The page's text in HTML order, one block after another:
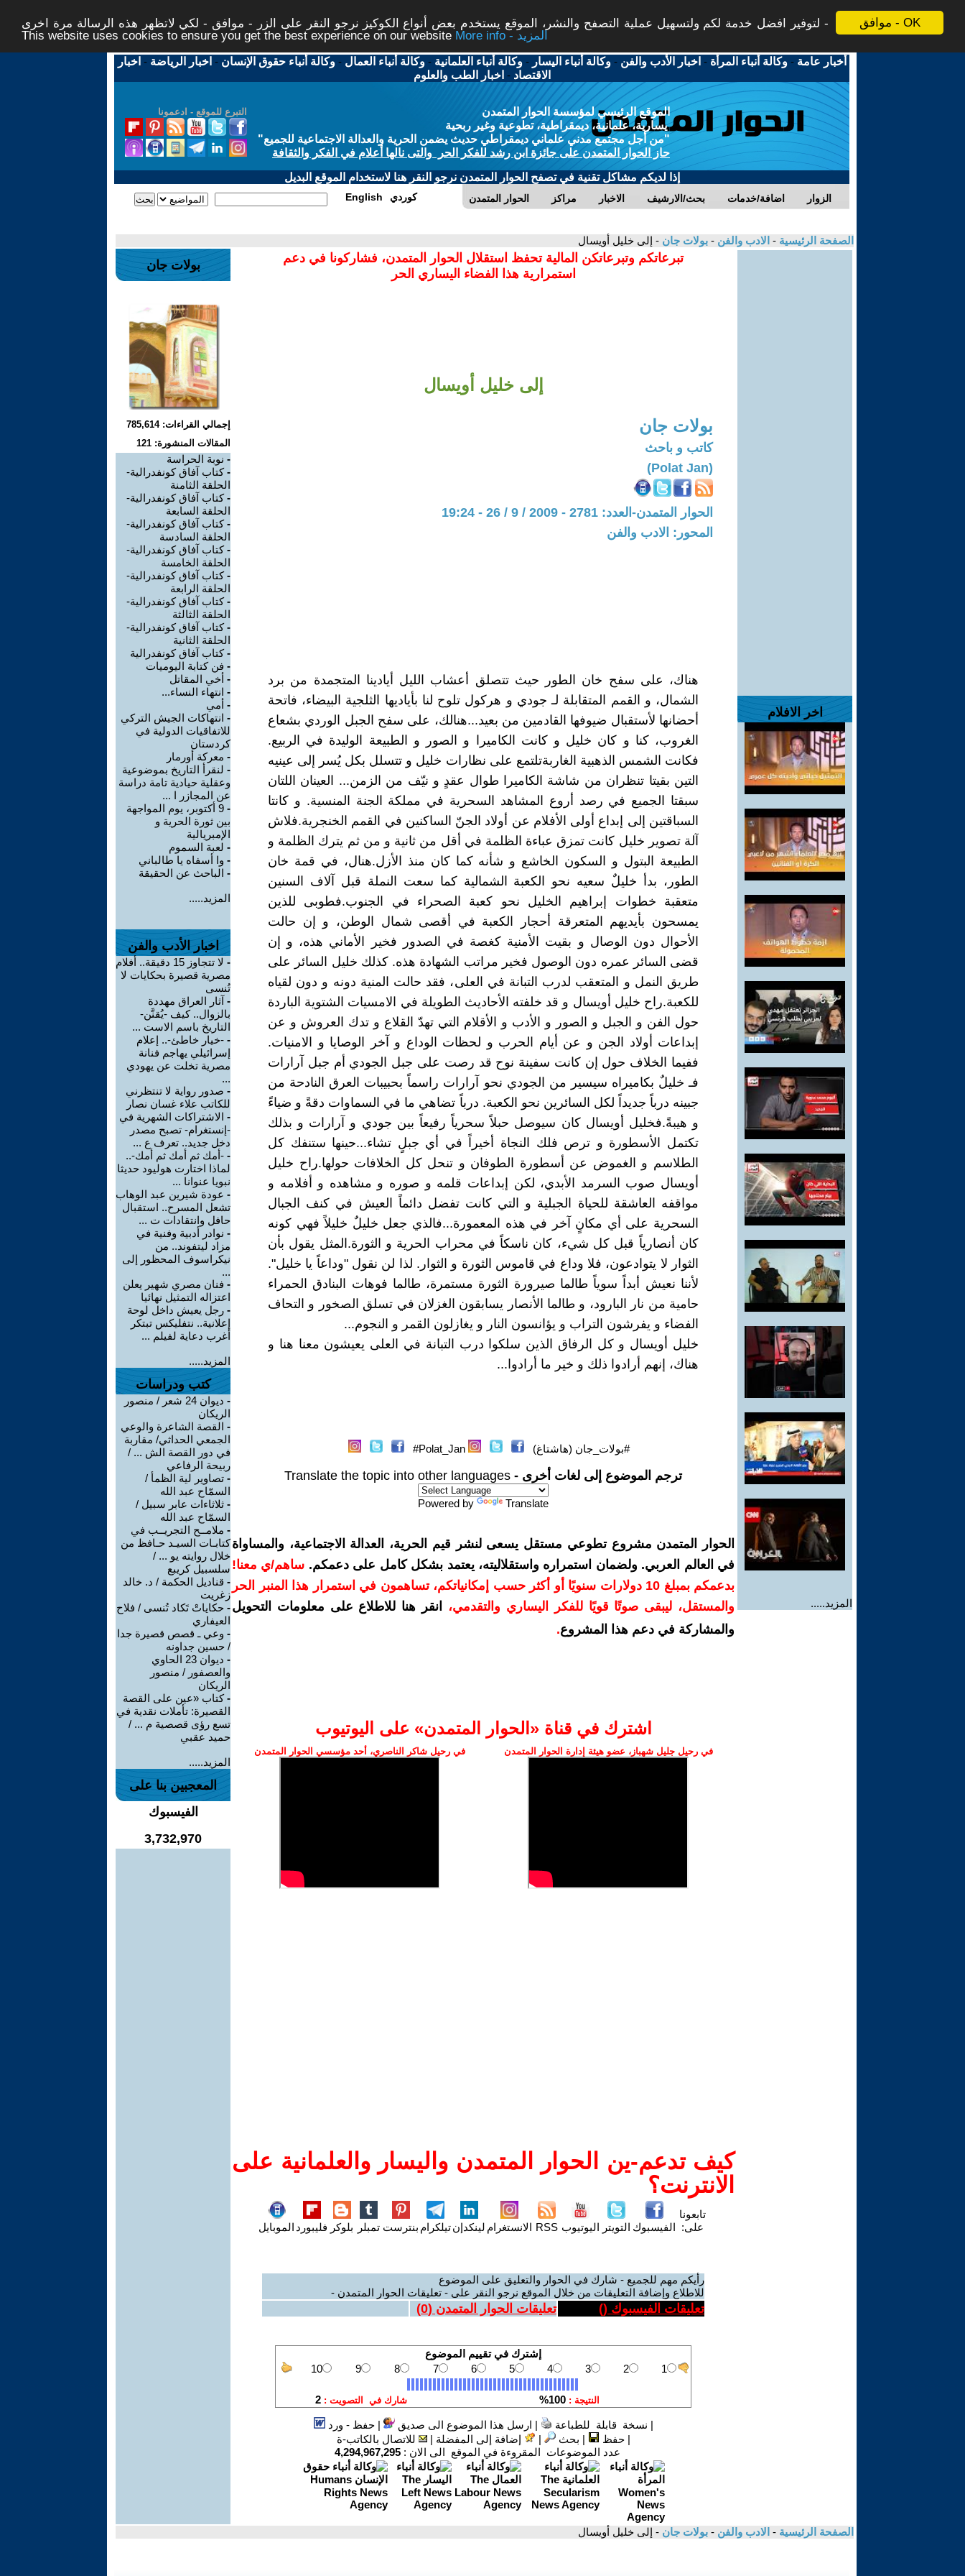
موافق - OK
لتوفير افضل خدمة لكم ولتسهيل عملية التصفح والنشر، الموقع يستخدم بعض أنواع الكوكيز نرجو النقر على الزر - موافق - لكي لاتظهر هذه الرسالة مرة اخرى -
This website uses cookies to ensure you get the best experience on our website
More info - المزيد
أخبار عامة -وكالة أنباء المرأة - اخبار الأدب والفن -وكالة أنباء اليسار -وكالة أنباء العلمانية -وكالة أنباء العمال -وكالة أنباء حقوق الإنسان - اخبار الرياضة - اخبار
الاقتصاد - اخبار الطب والعلوم
التبرع للموقع - ادعمونا
الموقع الرئيسي لمؤسسة الحوار المتمدن
يسارية، علمانية، ديمقراطية، تطوعية وغير ربحية
"من أجل مجتمع مدني علماني ديمقراطي حديث يضمن الحرية والعدالة الاجتماعية للجميع"
حاز الحوار المتمدن على جائزة ابن رشد للفكر الحر والتى نالها أعلام في الفكر والثقافة
إذا لديكم مشاكل تقنية في تصفح الحوار المتمدن نرجو النقر هنا لاستخدام الموقع البديل
الحوار المتمدن مراكز الاخبار بحث/الارشيف اضافة/خدمات الزوار English كوردي
الصفحة الرئيسية - الادب والفن - بولات جان - إلى خليل أويسال
اخر الافلام
المزيد.....
تبرعاتكم وتبرعاتكن المالية تحفظ استقلال الحوار المتمدن، فشاركونا في دعم
استمرارية هذا الفضاء اليساري الحر
إلى خليل أويسال
بولات جان
كاتب و باحث
(Polat Jan)
الحوار المتمدن-العدد: 2781 - 2009 / 9 / 26 - 19:24
المحور: الادب والفن
هناك، على سفح خان الطور حيث تتصلق أعشاب الليل أيادينا المتجمدة من برد
الشمال، و القمم المتقابلة لـ جودي و هركول تلوح لنا بأياديها الثلجية البيضاء، فاتحة
أحضانها لأستقبال ضيوفها القادمين من بعيد...هنالك، على سفح الجبل الوردي بشعاع
الغروب، كنا و كان خليل و كانت الكاميرا و الصور و الطبيعة الوليدة في الربيع.
فكانت الشمس الذهبية الغاربةتلتمع على نظارات خليل و تتسلل بكل يُسر إلى عينيه
التين بقيتا تنظران من شاشة الكاميرا طوال عقدٍ و نيّف من الزمن... العينان اللتان
سبقتا الجميع في رصد أروع المشاهد السحرية في مملكة الجنة المنسية. و كانتا
السباقتين إلى إبداع أولى الأفلام عن أولاد الجنّ الساكنين في القمم الخنجرية.فلاش
آلة تصوير خليل كانت تمزق عباءة الظلمة في أقل من ثانية و من ثم يترك الظلمة و
الطبيعة البتول و السكون الخاشع و شأنه كما كان منذ الأزل.هنال، في قمة خان
الطور، بدأ خليلٌ سعيه نحو الكعبة الشمالية كما سعت النملة قبل آلاف السنين
متعقبة خطوات إبراهيم الخليل نحو كعبة الصحراء في الجنوب.فطوبى للذين
يمسحون بأيديهم المتعرقة أحجار الكعبة في أقصى شمال الوطن، و إن حالت
الأحوال دون الوصال و بقيت الأمنية كغصة في الصدور فخير الأماني هذه، و إن
قضى السائر عمره دون الوصول فخير مراتب الشهادة هذه. كذلك خليل السائر على
طريق النمل و المتعقب لدرب التبانة في العلى، فقد حالت المنية دونه و دون لقياه
للكعبة.راح خليل أويسال و قد خلفته الأحاديث الطويلة في الامسيات الشتوية الباردة
حول الفن و الجبل و الصور و الأدب و الأقلام التي تهدّ القلاع و تدك العروش و عن
إبداعات أولاد الجن و عن أيام الحرب و لحظات الوداع و آخر الوصايا و الامنيات.
ففيما الخلاف حول إن كانت سفينة نوح قد رصت على جبل الجودي أم جبل آرارات
فـ خليلٌ بكاميراه سيسير من الجودي نحو آرارات راسماً بحبيبات العرق النادحة من
جبينه درباً جديداً لكل السائرين نحو الكعبة. درباً تضاهي ما في السماوات دقةً و ضياءً
و هيبةً.فخليل أويسال كان سيوصل حبلاً سحرياً رفيعاً بين جودي و آرارات و بذلك
تكتمل الأسطورة و ترص فلك النجاة أخيراً في أي جبلٍ تشاء...حينها ستنفك كل
الطلاسم و الغموض عن أسطورة الطوفان و تنحل كل الخلافات حولها.راح خليل
أويسال صوب السرمد الأبدي، لكن إبداعات قلمه و صوره و مشاهده و أفلامه و
مواقفه العاشقة للحياة الجبلية و التي كانت تفضل دائماً العيش في كنف الجبال
السحرية على أي مكانٍ آخر في هذه المعمورة...فالذي جعل خليلٌ خليلاً فهي كونه
كان أنصارياً قبل كل شيء، كان ناسكاً في محراب الحرية و الثورة.المثل يقول بأن
الثوار لا يتوادعون، فلا وداع في قاموس الثورة و الثوار. لذا لن نقول "وداعاً يا خليل".
لأننا نعيش أبداً سوياً طالما صيرورة الثورة مستمرة، طالما فوهات البنادق الحمراء
حامية من نار البارود، و طالما الأنصار يسابقون الغزلان في تسلق الصخور و التحاف
الفضاء و يفرشون التراب و يؤانسون النار و يغازلون القمر و النجوم...
خليل أويسال و كل الرفاق الذين سلكوا درب التبانة في العلى يعيشون معنا هنا و
هناك، إنهم أرادوا ذلك و خير ما أرادوا...
#بولات_جان (هاشتاغ) Polat_Jan#
ترجم الموضوع إلى لغات أخرى - Translate the topic into other languages
Powered by Translate
الحوار المتمدن مشروع تطوعي مستقل يسعى لنشر قيم الحرية، العدالة الاجتماعية، والمساواة
في العالم العربي. ولضمان استمراره واستقلاليته، يعتمد بشكل كامل على دعمكم. ساهم/ي معنا!
بدعمكم بمبلغ 10 دولارات سنويًا أو أكثر حسب إمكانياتكم، تساهمون في استمرار هذا المنبر الحر
والمستقل، ليبقى صوتًا قويًا للفكر اليساري والتقدمي،
انقر هنا للاطلاع على معلومات التحويل
والمشاركة في دعم هذا المشروع.
اشترك في قناة ‫«الحوار المتمدن» على اليوتيوب
في رحيل جليل شهباز، عضو هيئة إدارة الحوار المتمدن في رحيل شاكر الناصري، أحد مؤسسي الحوار المتمدن
كيف تدعم-ين الحوار المتمدن واليسار والعلمانية على
الانترنت؟
تابعونا
على: الفيسبوك التويتر اليوتيوب RSS الانستغرام لينكدإنتيلكرام بنترست تمبلر بلوكر فليبورد الموبايل
رأيكم مهم للجميع - شارك في الحوار والتعليق على الموضوع
للاطلاع وإضافة التعليقات من خلال الموقع نرجو النقر على - تعليقات الحوار المتمدن -
تعليقات الفيسبوك () تعليقات الحوار المتمدن (0
)
| نسخة قابلة للطباعة | ارسل هذا الموضوع الى صديق |حفظ - ورد
|حفظ | بحث | إضافة إلى المفضلة |
للاتصال بالكاتب-ة
عدد الموضوعات المقروءة في الموقع الى الان : 4,294,967,295
بولات جان
إجمالي القراءات: 785,614
المقالات المنشورة: 121
- نوبة الحراسة
-كتاب آفاق كونفدرالية-
الحلقة الثامنة
-كتاب آفاق كونفدرالية-
الحلقة السابعة
-كتاب آفاق كونفدرالية-
الحلقة السادسة
-كتاب آفاق كونفدرالية-
الحلقة الخامسة
-كتاب آفاق كونفدرالية-
الحلقة الرابعة
-كتاب آفاق كونفدرالية-
الحلقة الثالثة
-كتاب آفاق كونفدرالية-
الحلقة الثانية
-كتاب آفاق كونفدرالية
- فن كتابة اليوميات
- أخي المقاتل
- انتهاء النساء...
- أمي
- انتهاكات الجيش التركي
للاتفاقيات الدولية في
كردستان
- معركة أورمار
- لنقرأ التاريخ بموضوعية
وعقلية حيادية تامة دراسة
عن المجازر ا ...
-
9 أكتوبر، يوم المواجهة
بين ثورة الحرية و
الإمبريالية
- لعبة السموم
- وا أسفاه يا طالباني
- الباحث عن الحقيقة
المزيد.....
اخبار الأدب والفن
-
لا تتجاوز 15 دقيقة.. أفلام
مصرية قصيرة بحكايات لا
تُنسى
- آثار العراق مهددة
بالزوال.. كيف -يُقنَّن-
التاريخ باسم الاست ...
- -خيار خاطئ-.. إعلام
إسرائيلي يهاجم فنانة
مصرية تخلت عن يهودي
...
- صدور رواية لا تنتظرني
للكاتب علاء غسان نصار
- الاشتراكات الشهرية في
-إنستغرام- تصبح مصدر
دخل جديد.. تعرف ع ...
- -أمك ثم أمك ثم أمك-..
لماذا اختارت هوليود حديثا
نبويا عنوانا ...
- عودة شيرين عبد الوهاب
تشعل المسرح.. استقبال
حافل وانتقادات ت ...
- نوادر أدبية وفنية في
مزاد ليتفوند.. من
نيكراسوف المحظور إلى
...
- فنان مصري شهير يعلن
اعتزاله التمثيل نهائيا
- رجل يعيش داخل لوحة
إعلانية.. نتفليكس تبتكر
أغرب دعاية لفيلم ...
المزيد.....
كتب ودراسات
-
ديوان 24 شعر / منصور
الريكان
- القصة الشاعرة والوعي
الجمعي الحداثي/ مقاربة
في دور القصة الش ... /
ربيحة الرفاعي
- تصاوير لية الظمأ /
السمّاح عبد الله
- ثلاثاءات عابر سبيل /
السمّاح عبد الله
- ملامــح التجريــب في
كتابـات السيـد حـافظ من
خلال روايته يو ... /
سلسبيل كريبع
- قناديل الحكمة / د. خالد
زغريت
- حكاياتْ تَكاد تُنسى / فلاح
العيفاري
- وعي ـ قصص قصيرة جدا
/ حسين جداونه
-
ديوان 23 الحاوي
والعصفور / منصور
الريكان
-كتاب «عين على القصة
القصيرة: تأملات نقدية في
تسع رؤى قصصية م ... /
حميد عقبي
المزيد.....
المعجبين بنا على
الفيسبوك
3,732,970
الصفحة الرئيسية - الادب والفن - بولات جان - إلى خليل أويسال